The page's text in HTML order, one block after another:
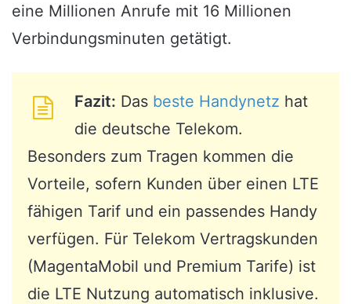
eine Millionen Anrufe mit 16 Millionen
Verbindungsminuten getätigt.
Fazit: Das beste Handynetz hat
die deutsche Telekom.
Besonders zum Tragen kommen die
Vorteile, sofern Kunden über einen LTE
fähigen Tarif und ein passendes Handy
verfügen. Für Telekom Vertragskunden
(MagentaMobil und Premium Tarife) ist
die LTE Nutzung automatisch inklusive.